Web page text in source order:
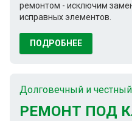
ремонтом - исключим
исправных элементов.
ПОДРОБНЕЕ
Долговечный и честный
РЕМОНТ ПОД